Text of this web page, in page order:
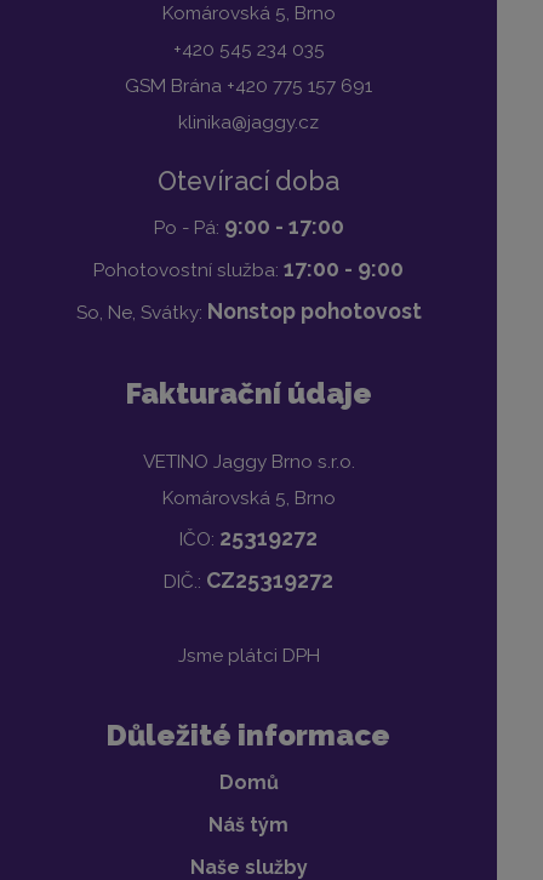
Komárovská 5, Brno
+420 545 234 035
GSM Brána +420 775 157 691
klinika@jaggy.cz
Otevírací doba
Po - Pá: 9:00 - 17:00
Pohotovostní služba: 17:00 - 9:00
So, Ne, Svátky: Nonstop pohotovost
Fakturační údaje
VETINO Jaggy Brno s.r.o.
Komárovská 5, Brno
IČO: 25319272
DIČ.: CZ25319272
Jsme plátci DPH
Důležité informace
Domů
Náš tým
Naše služby